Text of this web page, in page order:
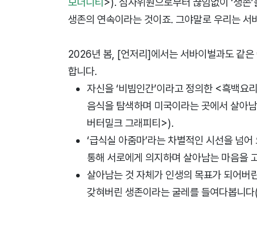
생존의 연속이라는 것이죠. 그야말로 우리는
2026년 봄, [언저리]에서는 서바이벌과도 같은
합니다.
자신을 ‘비빔인간’이라고 정의한 <흑백요
음식을 탐색하며 미국이라는 곳에서 살아
버터밀크 그래피티>).
‘급식실 아줌마’라는 차별적인 시선을 넘
통해 서로에게 의지하며 살아남는 마음을
살아남는 것 자체가 인생의 목표가 되어버
갖혀버린 생존이라는 굴레를 들여다봅니